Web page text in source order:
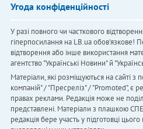
Угода конфіденційності
У разі повного чи часткового
гіперпосилання на LB.ua обов'язкове!
відтворення або інше використання
агентство "Українськi Новини" й
Матеріали, які розміщуються на сайті
компаній" / "Пресреліз" / "Promoted", є
правах реклами. Редакція може не
представлені. Матеріали з плашкою
редакція бере участь у підготовці